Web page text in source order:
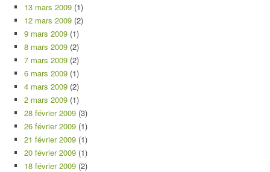
13 mars 2009 (1)
12 mars 2009 (2)
9 mars 2009 (1)
8 mars 2009 (2)
7 mars 2009 (2)
6 mars 2009 (1)
4 mars 2009 (2)
2 mars 2009 (1)
28 février 2009 (3)
26 février 2009 (1)
21 février 2009 (1)
20 février 2009 (1)
18 février 2009 (2)